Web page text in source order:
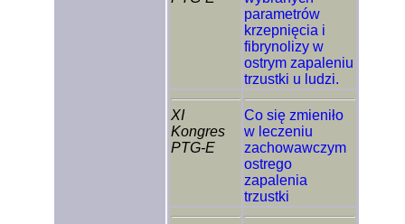
parametrów
krzepnięcia i
fibrynolizy w
ostrym zapaleniu
trzustki u ludzi.
XI
Kongres
PTG-E
Co się zmieniło
w leczeniu
zachowawczym
ostrego
zapalenia
trzustki